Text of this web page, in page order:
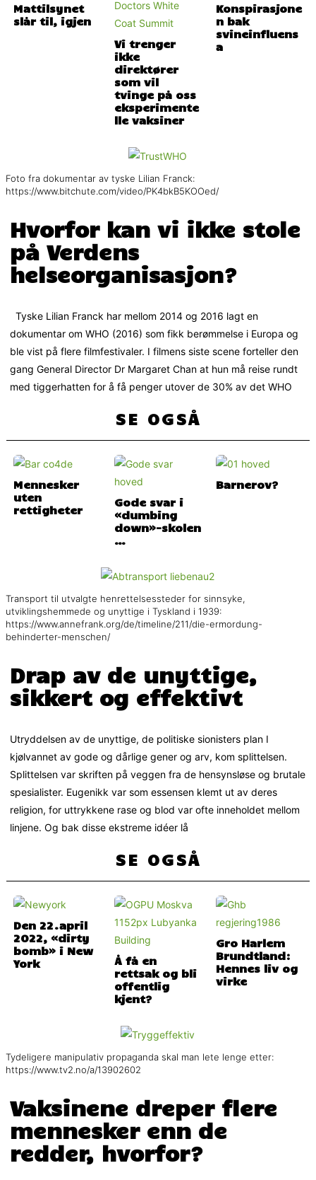
Mattilsynet
slår til, igjen
Vi trenger
ikke
direktører
som vil
tvinge på oss
eksperimente
lle vaksiner
Konspirasjone
n bak
svineinfluens
a
Foto fra dokumentar av tyske Lilian Franck:
https://www.bitchute.com/video/PK4bkB5KOOed/
Hvorfor kan vi ikke stole
på Verdens
helseorganisasjon?
Tyske Lilian Franck har mellom 2014 og 2016 lagt en
dokumentar om WHO (2016) som fikk berømmelse i Europa og
ble vist på flere filmfestivaler. I filmens siste scene forteller den
gang General Director Dr Margaret Chan at hun må reise rundt
med tiggerhatten for å få penger utover de 30% av det WHO
SE OGSÅ
Mennesker
uten
rettigheter
Gode svar i
«dumbing
down»-skolen
…
Barnerov?
Transport til utvalgte henrettelsessteder for sinnsyke,
utviklingshemmede og unyttige i Tyskland i 1939:
https://www.annefrank.org/de/timeline/211/die-ermordung-
behinderter-menschen/
Drap av de unyttige,
sikkert og effektivt
Utryddelsen av de unyttige, de politiske sionisters plan I
kjølvannet av gode og dårlige gener og arv, kom splittelsen.
Splittelsen var skriften på veggen fra de hensynsløse og brutale
spesialister. Eugenikk var som essensen klemt ut av deres
religion, for uttrykkene rase og blod var ofte inneholdet mellom
linjene. Og bak disse ekstreme idéer lå
SE OGSÅ
Den 22.april
2022, «dirty
bomb» i New
York
Å få en
rettsak og bli
offentlig
kjent?
Gro Harlem
Brundtland:
Hennes liv og
virke
Tydeligere manipulativ propaganda skal man lete lenge etter:
https://www.tv2.no/a/13902602
Vaksinene dreper flere
mennesker enn de
redder, hvorfor?